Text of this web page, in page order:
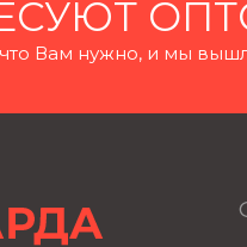
Вам нужно, и мы